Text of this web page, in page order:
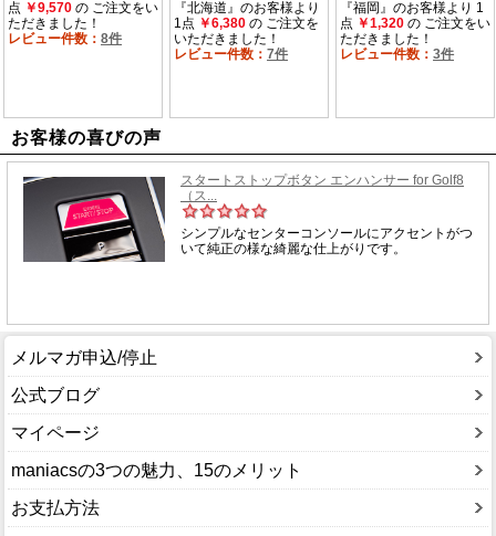
お客様の喜びの声
メルマガ申込/停止
公式ブログ
マイページ
maniacsの3つの魅力、15のメリット
お支払方法